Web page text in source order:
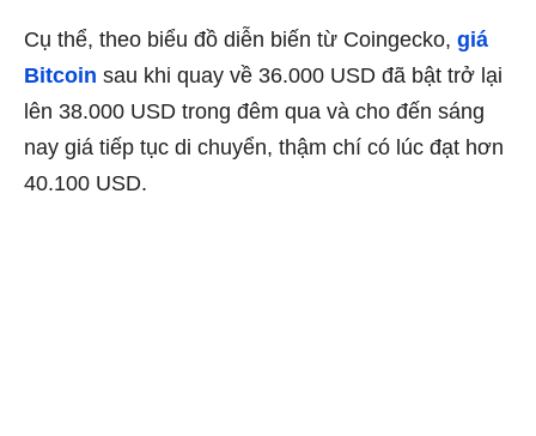
Cụ thể, theo biểu đồ diễn biến từ Coingecko, giá
Bitcoin sau khi quay về 36.000 USD đã bật trở lại
lên 38.000 USD trong đêm qua và cho đến sáng
nay giá tiếp tục di chuyển, thậm chí có lúc đạt hơn
40.100 USD.